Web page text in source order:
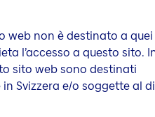
web non è destinato a quei
l’accesso a questo sito.
sito web sono destinati
Svizzera e/o soggette al